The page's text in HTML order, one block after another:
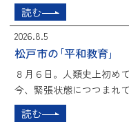
読む
2026.8.5
松戸市の｢平和教育｣
８月６日。人類史上初め
今、緊張状態につつまれ
読む